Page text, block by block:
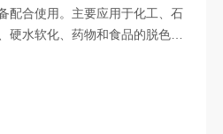
配合使用。主要应用于化工、石
水软化、药物和食品的脱色和